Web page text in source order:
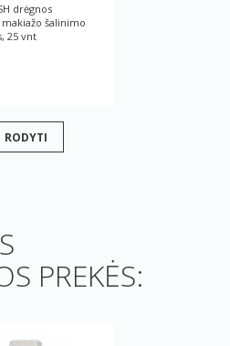
drėgnos
šalinimo
25 vnt
RODYTI
PREKĖS: